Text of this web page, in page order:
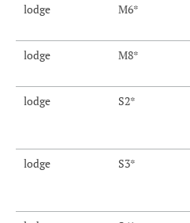
lodge M6*
lodge M8*
lodge S2*
lodge S3*